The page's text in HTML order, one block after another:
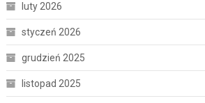
luty 2026
styczeń 2026
grudzień 2025
listopad 2025